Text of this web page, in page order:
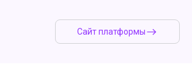
Сайт платформы